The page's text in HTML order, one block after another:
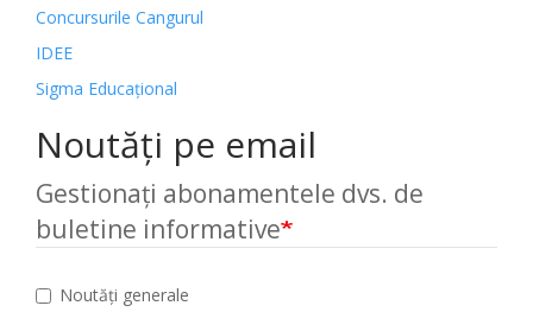
Concursurile Cangurul
IDEE
Sigma Educațional
Noutăți pe email
Gestionați abonamentele dvs. de
buletine informative
Noutăți generale